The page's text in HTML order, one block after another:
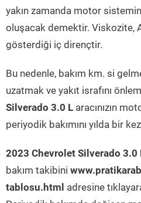
yakın zamanda motor
oluşacak demektir. Viskozite,
gösterdiği iç dirençtir.
Bu nedenle, bakım km. si
uzatmak ve yakıt israfını
Silverado 3.0 L aracınızın
periyodik bakımını yılda bir
2023 Chevrolet Silverado 3.0
bakım takibini
tablosu.html adresine